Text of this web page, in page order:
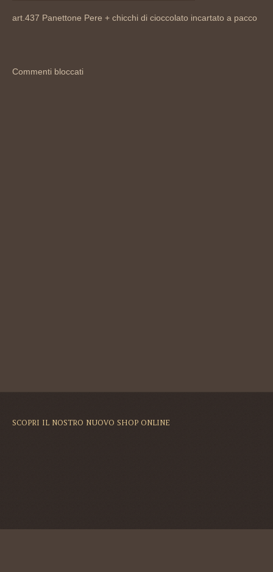
art.437 Panettone Pere + chicchi di cioccolato incartato a pacco
Commenti bloccati
SCOPRI IL NOSTRO NUOVO SHOP ONLINE